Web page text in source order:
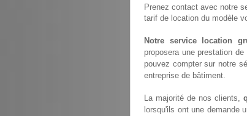
Prenez contact avec notre
tarif de location du modèle
Notre service location
proposera une prestation
pouvez compter sur notre
entreprise de bâtiment.
La majorité de nos clients,
lorsqu'ils ont une demande